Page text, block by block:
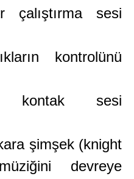
çalıştırma sesi
kontrolünü
kontak sesi
şimşek (knight
devreye